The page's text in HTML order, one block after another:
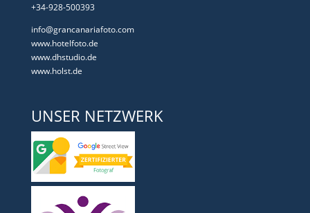
+34-928-500393
info@grancanariafoto.com
www.hotelfoto.de
www.dhstudio.de
www.holst.de
UNSER NETZWERK